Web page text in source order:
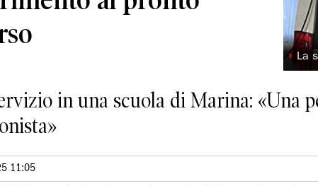
◗ La
in una scuola di Marina: «Una
11:05